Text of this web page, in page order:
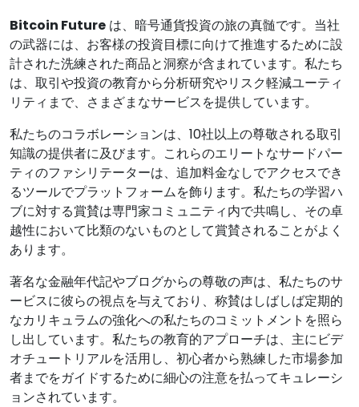
Bitcoin Future は、暗号通貨投資の旅の真髄です。当社
の武器には、お客様の投資目標に向けて推進するために設
計された洗練された商品と洞察が含まれています。私たち
は、取引や投資の教育から分析研究やリスク軽減ユーティ
リティまで、さまざまなサービスを提供しています。
私たちのコラボレーションは、10社以上の尊敬される取引
知識の提供者に及びます。これらのエリートなサードパー
ティのファシリテーターは、追加料金なしでアクセスでき
るツールでプラットフォームを飾ります。私たちの学習ハ
ブに対する賞賛は専門家コミュニティ内で共鳴し、その卓
越性において比類のないものとして賞賛されることがよく
あります。
著名な金融年代記やブログからの尊敬の声は、私たちのサ
ービスに彼らの視点を与えており、称賛はしばしば定期的
なカリキュラムの強化への私たちのコミットメントを照ら
し出しています。私たちの教育的アプローチは、主にビデ
オチュートリアルを活用し、初心者から熟練した市場参加
者までをガイドするために細心の注意を払ってキュレーシ
ョンされています。